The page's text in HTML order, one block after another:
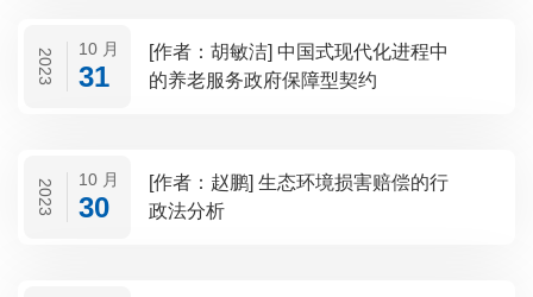
2023 10 月
31
[作者：胡敏洁] 中国式现代化进程中
的养老服务政府保障型契约
2023 10 月
30
[作者：赵鹏] 生态环境损害赔偿的行
政法分析